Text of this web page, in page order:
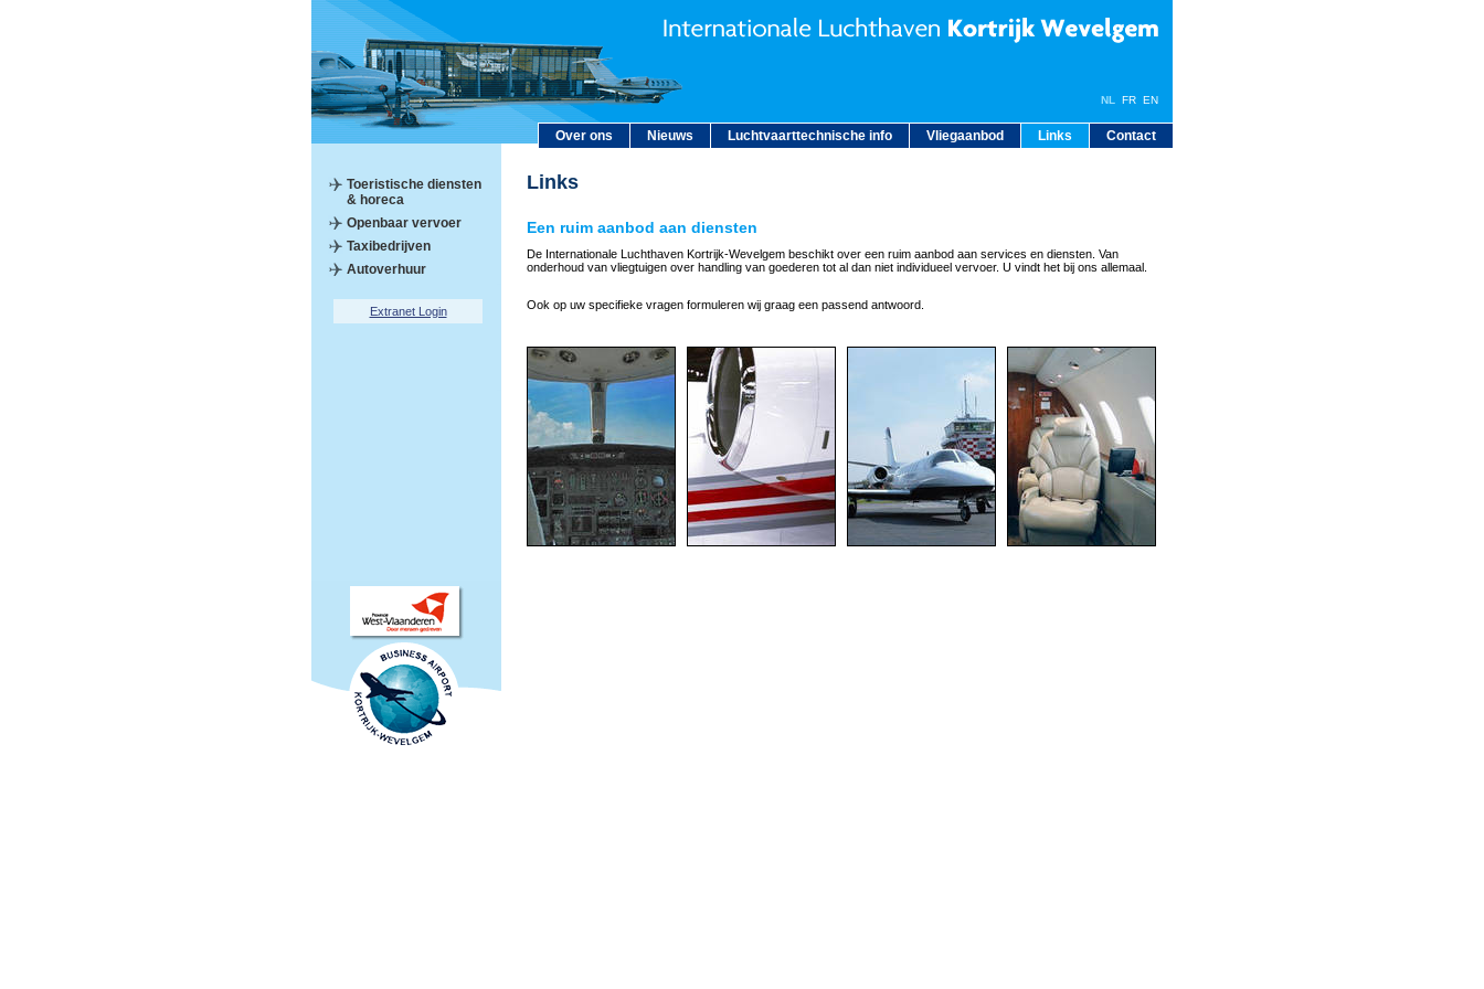
Over ons Nieuws Luchtvaarttechnische info Vliegaanbod Links Contact
NL FR EN
Toeristische diensten
& horeca
Openbaar vervoer
Taxibedrijven
Autoverhuur
Extranet Login
Links
Een ruim aanbod aan diensten
De Internationale Luchthaven Kortrijk-Wevelgem beschikt over een ruim aanbod aan services en diensten. Van
onderhoud van vliegtuigen over handling van goederen tot al dan niet individueel vervoer. U vindt het bij ons allemaal.
Ook op uw specifieke vragen formuleren wij graag een passend antwoord.